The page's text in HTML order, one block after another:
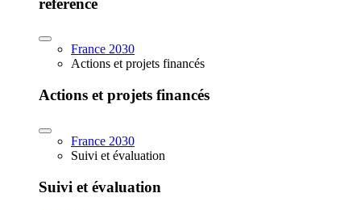
France 2030
Actions et projets financés
Actions et projets financés
France 2030
Suivi et évaluation
Suivi et évaluation